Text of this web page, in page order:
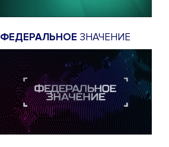
ФЕДЕРАЛЬНОЕ ЗНАЧЕНИЕ